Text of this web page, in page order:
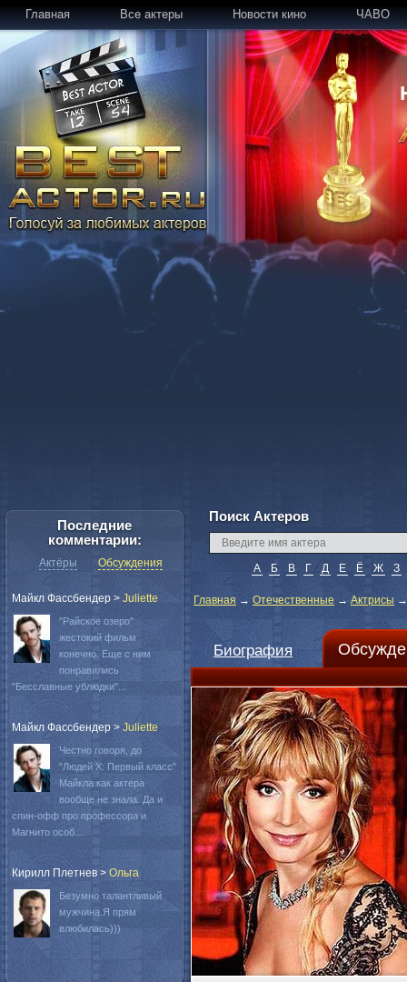
Главная Все актеры Новости кино ЧАВО
Поиск Актеров
А Б В Г Д Е Ё Ж З
Главная → Отечественные → Актрисы
Биография
Последние
комментарии:
Актёры Обсуждения
Майкл Фассбендер > Juliette
"Райское озеро"
жестокий фильм
конечно. Еще с ним
понравились
"Бесславные ублюдки"...
Майкл Фассбендер > Juliette
Честно говоря, до
"Людей Х: Первый класс"
Майкла как актера
вообще не знала. Да и
спин-офф про профессора и
Магнито особ...
Кирилл Плетнев > Oльга
Безумно талантливый
мужчина.Я прям
влюбилась)))